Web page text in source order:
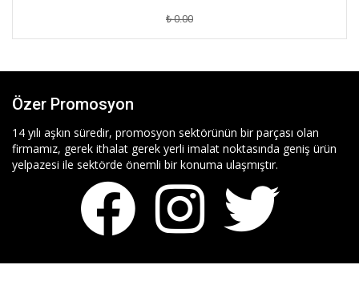
₺ 0.00
Özer Promosyon
14 yılı aşkın süredir, promosyon sektörünün bir parçası olan
firmamız, gerek ithalat gerek yerli imalat noktasında geniş ürün
yelpazesi ile sektörde önemli bir konuma ulaşmıştır.